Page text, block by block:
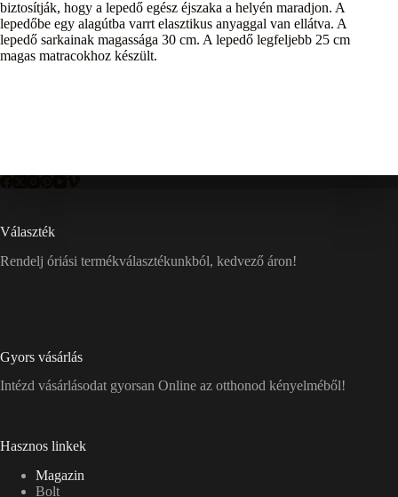
biztosítják, hogy a lepedő egész éjszaka a helyén maradjon. A
lepedőbe egy alagútba varrt elasztikus anyaggal van ellátva. A
lepedő sarkainak magassága 30 cm. A lepedő legfeljebb 25 cm
magas matracokhoz készült.
Választék
Rendelj óriási termékválasztékunkból, kedvező áron!
Gyors vásárlás
Intézd vásárlásodat gyorsan Online az otthonod kényelméből!
Hasznos linkek
Magazin
Bolt